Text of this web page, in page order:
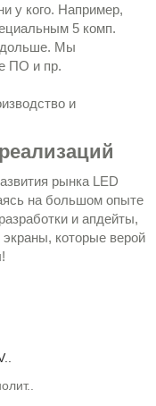
у кого. Например,
5 комп.
дольше. Мы
ПО и пр.
и
рынка LED
на большом опыте
и апдейты,
которые верой